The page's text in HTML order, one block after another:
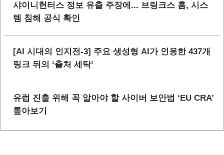
샤이니헌터스 정보 유출 주장에... 브링크스 홈, 시스
템 침해 공식 확인
[AI 시대의 인지전-3] 주요 생성형 AI가 인용한 437개
링크 뒤의 ‘출처 세탁’
유럽 진출 위해 꼭 알아야 할 사이버 보안법 ‘EU CRA’
톺아보기